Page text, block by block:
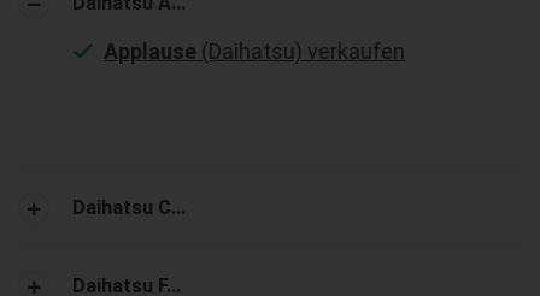
Applause (Daihatsu) verkaufen
Daihatsu C...
Daihatsu F...